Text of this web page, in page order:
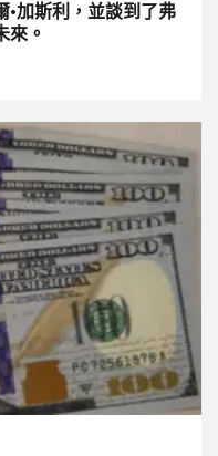
·加斯利，並談到了弗
來。